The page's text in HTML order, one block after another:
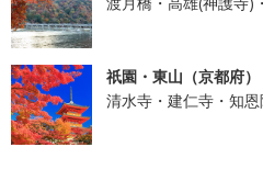
祇園・東山（京都府）
清水寺・建仁寺・知